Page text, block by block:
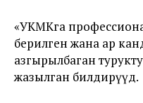
«УКМКга
берилген жана ар
азгырылбаган
жазылган билдирүүдө.